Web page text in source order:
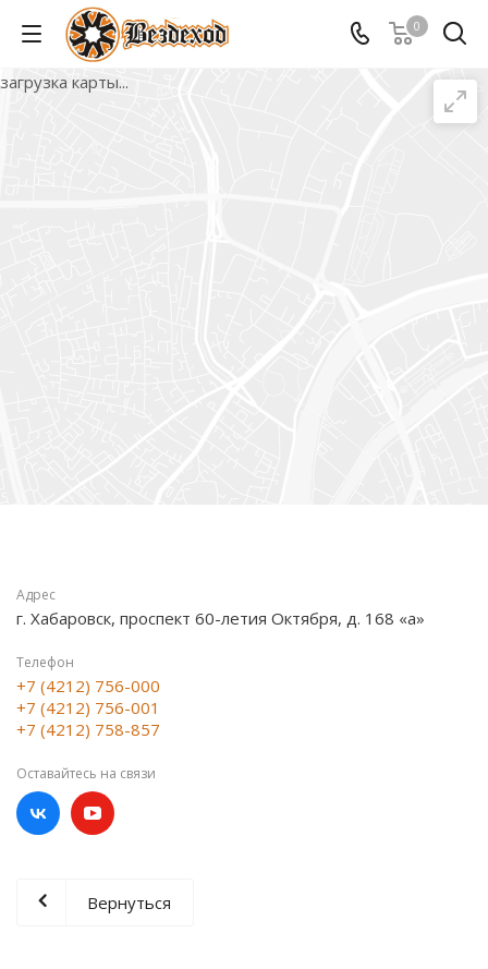
0
загрузка карты...
Адрес
г. Хабаровск, проспект 60-летия Октября, д. 168 «а»
Телефон
+7 (4212) 756-000
+7 (4212) 756-001
+7 (4212) 758-857
Оставайтесь на связи
Вернуться